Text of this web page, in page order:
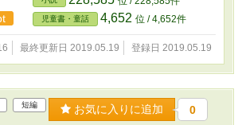
児童書・童話 4,652 位 / 4,652件
最終更新日 2019.05.19 登録日 2019.05.19
短編 お気に入りに追加 0